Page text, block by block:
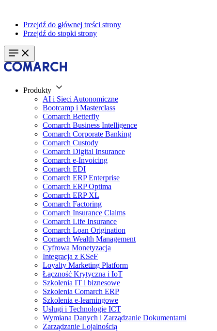
Przejdź do głównej treści strony
Przejdź do stopki strony
Produkty
AI i Sieci Autonomiczne
Bootcamp i Masterclass
Comarch Betterfly
Comarch Business Intelligence
Comarch Corporate Banking
Comarch Custody
Comarch Digital Insurance
Comarch e-Invoicing
Comarch EDI
Comarch ERP Enterprise
Comarch ERP Optima
Comarch ERP XL
Comarch Factoring
Comarch Insurance Claims
Comarch Life Insurance
Comarch Loan Origination
Comarch Wealth Management
Cyfrowa Monetyzacja
Integracja z KSeF
Loyalty Marketing Platform
Łączność Krytyczna i IoT
Szkolenia IT i biznesowe
Szkolenia Comarch ERP
Szkolenia e-learningowe
Usługi i Technologie ICT
Wymiana Danych i Zarządzanie Dokumentami
Zarządzanie Lojalnością